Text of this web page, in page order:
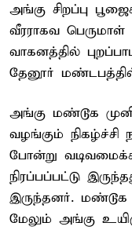
அங்கு சிறப்பு
வீரராகவ
வாகனத்தில்
தேனூர் மண்டபத்தில்
அங்கு மண்டூக
வழங்கும் நிகழ்ச்சி
போன்று
நிரப்பப்பட்டு
இருந்தனர். மண்டூக
மேலும் அங்கு